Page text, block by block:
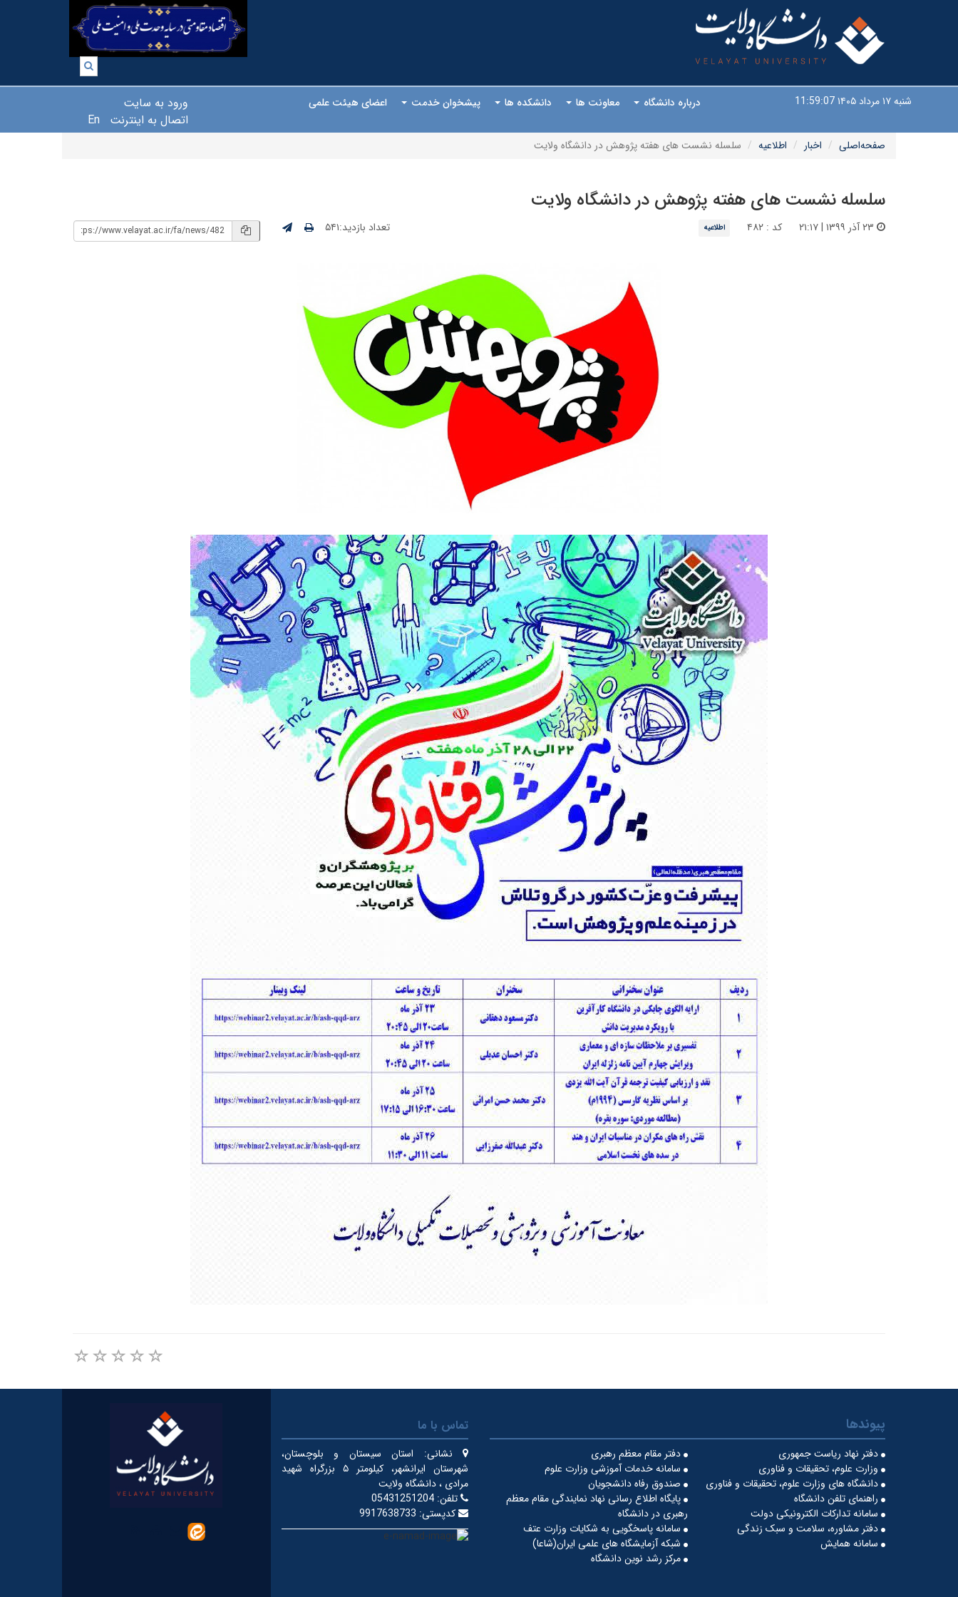
شنبه ۱۷ مرداد ۱۴۰۵ 11:59:08
ورود به سایت
اتصال به اینترنت
En
درباره دانشگاه معاونت ها دانشکده ها پیشخوان خدمت اعضای هیئت علمی
صفحه‌اصلی اخبار اطلاعیه سلسله نشست های هفته پژوهش در دانشگاه ولایت
سلسله نشست های هفته پژوهش در دانشگاه ولایت
کد : ۴۸۲ اطلاعیه تعداد بازدید:۵۴۱
پیوندها
دفتر مقام معظم رهبری
دفتر نهاد ریاست جمهوری
سامانه خدمات آموزشی وزارت علوم
وزارت علوم، تحقیقات و فناوری
صندوق رفاه دانشجویان
دانشگاه های وزارت علوم، تحقیقات و فناوری
پایگاه اطلاع رسانی نهاد نمایندگی مقام معظم
رهبری در دانشگاه
راهنمای تلفن دانشگاه
سامانه تدارکات الکترونیکی دولت
سامانه پاسخگویی به شکایات وزارت عتف
دفتر مشاوره، سلامت و سبک زندگی
شبکه آزمایشگاه های علمی ایران(شاعا)
سامانه همایش
مرکز رشد نوین دانشگاه
تماس با ما
نشانی: استان سیستان و بلوچستان،
شهرستان ایرانشهر، کیلومتر ۵ بزرگراه شهید
مرادی ، دانشگاه ولایت
تلفن: 05431251204
کدپستی: 9917638733